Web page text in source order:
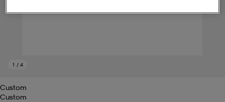
1 / 4
Custom
Custom